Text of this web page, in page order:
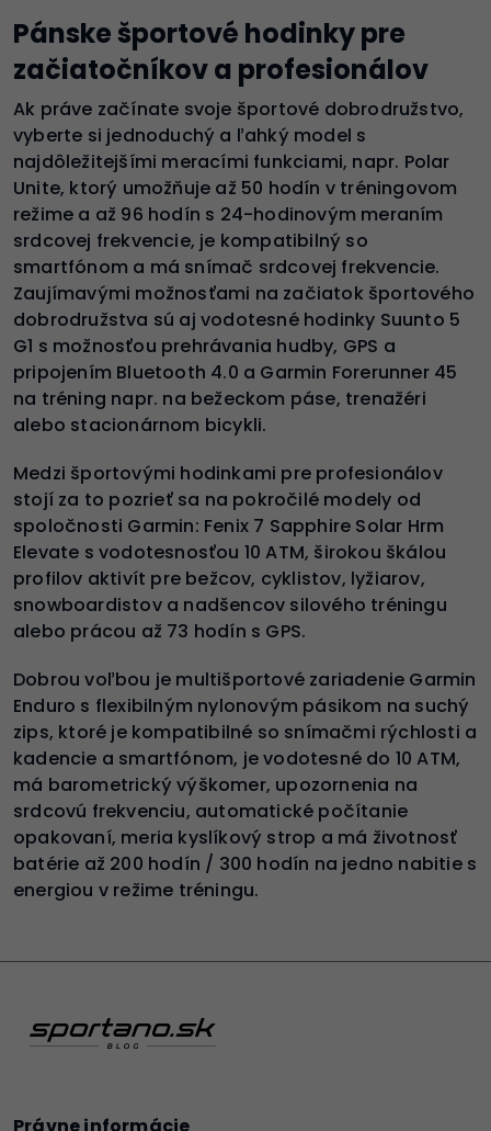
Pánske športové hodinky pre
začiatočníkov a profesionálov
Ak práve začínate svoje športové dobrodružstvo,
vyberte si jednoduchý a ľahký model s
najdôležitejšími meracími funkciami, napr. Polar
Unite, ktorý umožňuje až 50 hodín v tréningovom
režime a až 96 hodín s 24-hodinovým meraním
srdcovej frekvencie, je kompatibilný so
smartfónom a má snímač srdcovej frekvencie.
Zaujímavými možnosťami na začiatok športového
dobrodružstva sú aj vodotesné hodinky Suunto 5
G1 s možnosťou prehrávania hudby, GPS a
pripojením Bluetooth 4.0 a Garmin Forerunner 45
na tréning napr. na bežeckom páse, trenažéri
alebo stacionárnom bicykli.
Medzi športovými hodinkami pre profesionálov
stojí za to pozrieť sa na pokročilé modely od
spoločnosti Garmin: Fenix 7 Sapphire Solar Hrm
Elevate s vodotesnosťou 10 ATM, širokou škálou
profilov aktivít pre bežcov, cyklistov, lyžiarov,
snowboardistov a nadšencov silového tréningu
alebo prácou až 73 hodín s GPS.
Dobrou voľbou je multišportové zariadenie Garmin
Enduro s flexibilným nylonovým pásikom na suchý
zips, ktoré je kompatibilné so snímačmi rýchlosti a
kadencie a smartfónom, je vodotesné do 10 ATM,
má barometrický výškomer, upozornenia na
srdcovú frekvenciu, automatické počítanie
opakovaní, meria kyslíkový strop a má životnosť
batérie až 200 hodín / 300 hodín na jedno nabitie s
energiou v režime tréningu.